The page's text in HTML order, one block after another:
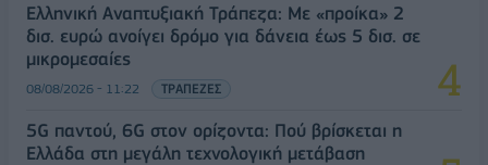
Ελληνική Αναπτυξιακή Τράπεζα: Με «προίκα» 2
δισ. ευρώ ανοίγει δρόμο για δάνεια έως 5 δισ. σε
μικρομεσαίες
08/08/2026 - 11:22 ΤΡΑΠΕΖΕΣ
5G παντού, 6G στον ορίζοντα: Πού βρίσκεται η
Ελλάδα στη μεγάλη τεχνολογική μετάβαση